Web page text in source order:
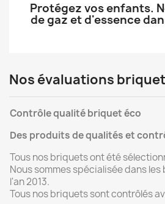
Protégez vos enfants.
de gaz et d'essence
Nos évaluations
Contrôle qualité briquet éco
Des produits de qualités et
Tous nos briquets ont été
Nous sommes spécialisée dans
l'an 2013.
Tous nos briquets sont contrôlés